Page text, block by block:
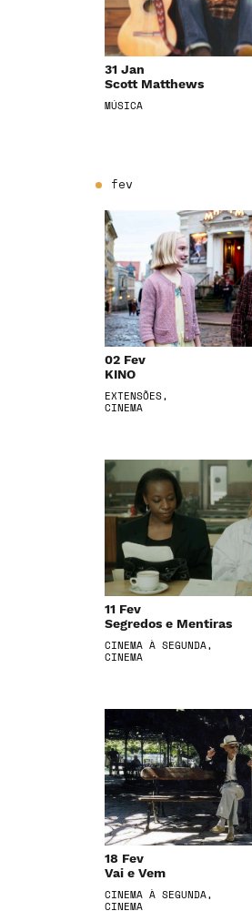
31 Jan
Scott Matthews
MÚSICA
fev
02 Fev
KINO
EXTENSÕES,
CINEMA
11 Fev
Segredos e Mentiras
CINEMA À SEGUNDA,
CINEMA
18 Fev
Vai e Vem
CINEMA À SEGUNDA,
CINEMA